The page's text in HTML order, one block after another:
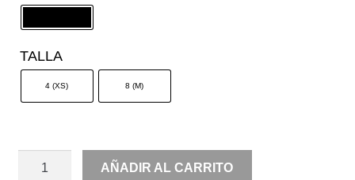
TALLA
4 (XS) 8 (M)
OFF
AÑADIR AL CARRITO